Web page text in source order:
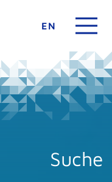
EN
Suche